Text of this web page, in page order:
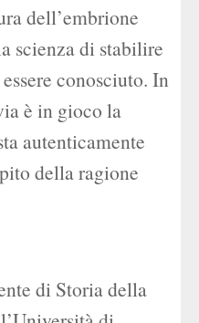
dell’embrione
scienza di stabilire
conosciuto. In
è in gioco la
autenticamente
della ragione
di Storia della